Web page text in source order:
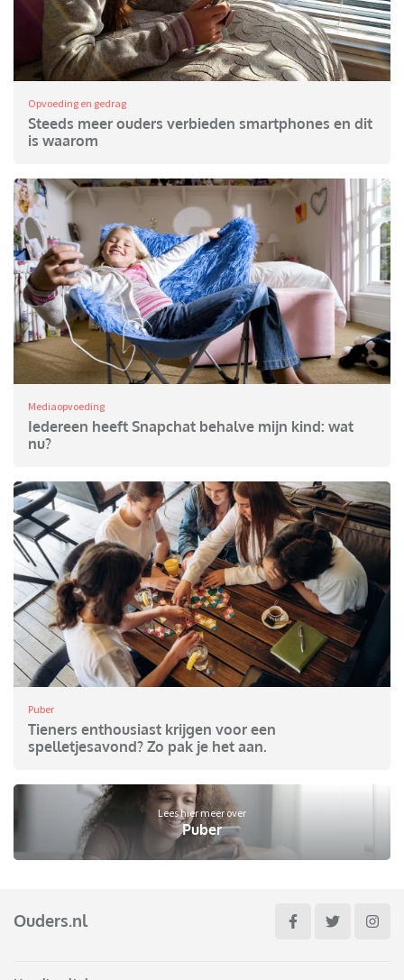
Opvoeding en gedrag
Steeds meer ouders verbieden smartphones en dit
is waarom
Mediaopvoeding
Iedereen heeft Snapchat behalve mijn kind: wat
nu?
Puber
Tieners enthousiast krijgen voor een
spelletjesavond? Zo pak je het aan.
Lees hier meer over
Puber
Ouders.nl